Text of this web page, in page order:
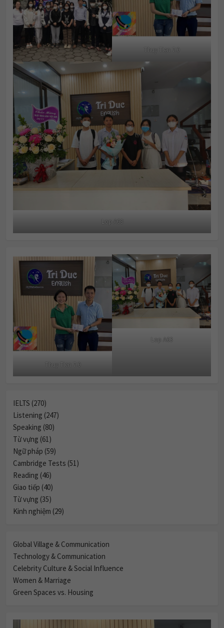
Thuy Tien 7.0
Lop A63
Thuy Tien 7.0
Lop A63
IELTS (270)
Listening (247)
Speaking (80)
Từ vựng (61)
Ngữ pháp (59)
Cambridge Tests (51)
Reading (46)
Giao tiếp (40)
Từ vựng (35)
Kinh nghiệm (29)
Global Village & Communication
Technology & Communication
Celebrity Culture & Social Influence
Women & Marriage
Green Spaces vs. Housing